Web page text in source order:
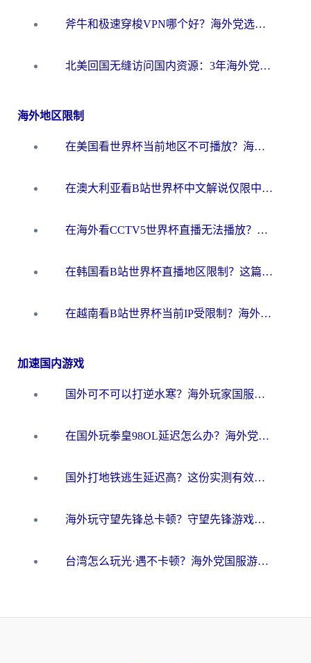
斧牛和极速穿梭VPN哪个好？海外党选回国加速器必看的真实对比与避坑指南
北美回国无缝访问国内资源：3年海外党亲测的加速器选择指南
海外地区限制
在美国看世界杯当前地区不可播放？海外党体育观赛终极指南来了！
在澳大利亚看B站世界杯中文解说仅限中国大陆？这篇指南帮你打破限制看遍赛事
在海外看CCTV5世界杯直播无法播放？这篇指南让你和国内球迷同步呐喊
在韩国看B站世界杯直播地区限制？这篇指南让你告别“当前地区不可播放”
在越南看B站世界杯当前IP受限制？海外党体育观赛终极指南来了
加速国内游戏
国外可不可以打逆水寒？海外玩家国服畅玩终极指南（附漫威荒野乱斗加速方案）
在国外玩拳皇98OL延迟怎么办？海外党亲测有效的低延迟指南
国外打地铁逃生延迟高？这份实测有效的低延迟指南帮你吃鸡
海外玩守望先锋总卡顿？守望先锋游戏加速器在哪里买&避坑指南（附欧洲非洲游戏实测）
台湾怎么玩光·遇不卡顿？海外党国服游戏加速终极攻略（附实测体验）